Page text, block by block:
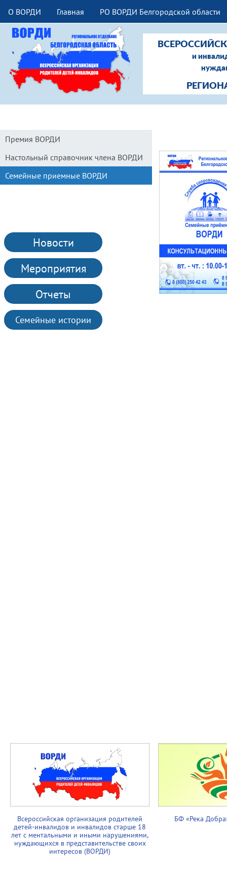
О ВОРДИ Главная РО ВОРДИ Белгородской области
и
Премия ВОРДИ
Настольный справочник члена ВОРДИ
Семейные приемные ВОРДИ
Семейные истории
Новости
Мероприятия
Отчеты
Всероссийская организация родителей
детей-инвалидов и инвалидов старше 18
лет с ментальными и иными нарушениями,
нуждающихся в представительстве своих
интересов (ВОРДИ)
БФ «Река